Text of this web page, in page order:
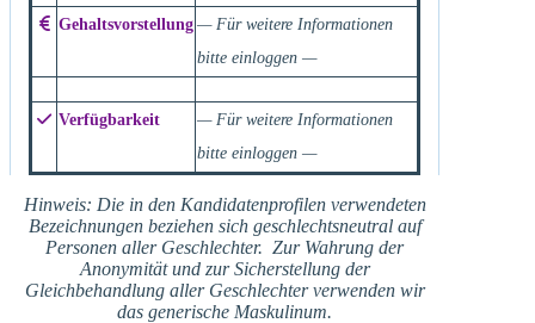
Gehaltsvorstellung — Für weitere Informationen
bitte einloggen —
Verfügbarkeit
— Für weitere Informationen
bitte einloggen —
Hinweis: Die in den Kandidatenprofilen verwendeten
Bezeichnungen beziehen sich geschlechtsneutral auf
Personen aller Geschlechter. Zur Wahrung der
Anonymität und zur Sicherstellung der
Gleichbehandlung aller Geschlechter verwenden wir
das generische Maskulinum.